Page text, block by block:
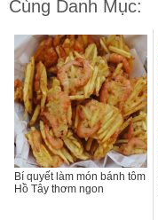
Cùng Danh Mục:
Bí quyết làm món bánh tôm
Hồ Tây thơm ngon